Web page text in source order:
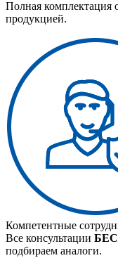
Полная комплектация
продукцией.
Компетентные
Все консультации
подбираем аналоги.